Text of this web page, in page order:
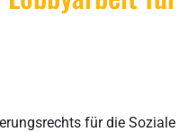
für die Soziale